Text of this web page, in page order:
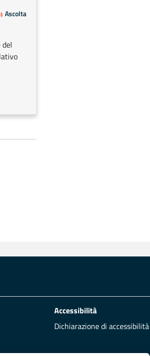
Ascolta
Accessibilità
Dichiarazione di accessibilità